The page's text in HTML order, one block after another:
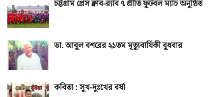
চট্টগ্রাম প্রেস ক্লাব-র‌্যাব ৭ প্রীতি ফুটবল ম্যাচ অনুষ্ঠিত
ডা. আবুল বশরের ২১তম মৃত্যুবার্ষিকী বুধবার
কবিতা : সুখ-দুঃখের বর্ষা